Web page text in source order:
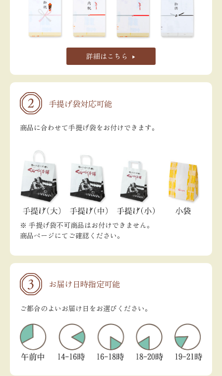
詳細はこちら
手提げ袋対応可能
商品に合わせて手提げ袋をお付けできます。
※ 手提げ袋不可商品はお付けできません。
商品ページにてご確認ください。
お届け日時指定可能
ご都合のよいお届け日をお選びください。